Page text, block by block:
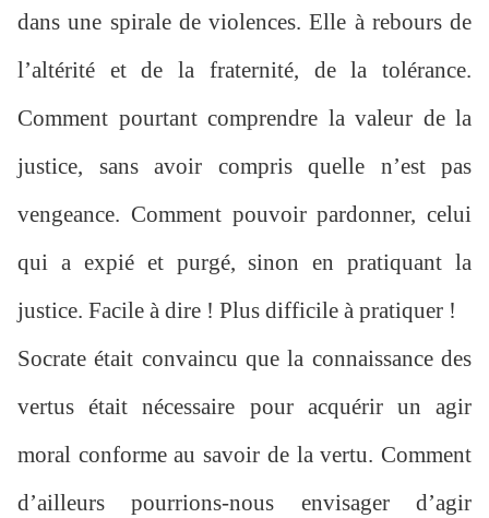
dans une spirale de violences. Elle à rebours de
l’altérité et de la fraternité, de la tolérance.
Comment pourtant comprendre la valeur de la
justice, sans avoir compris quelle n’est pas
vengeance. Comment pouvoir pardonner, celui
qui a expié et purgé, sinon en pratiquant la
justice. Facile à dire ! Plus difficile à pratiquer !
Socrate était convaincu que la connaissance des
vertus était nécessaire pour acquérir un agir
moral conforme au savoir de la vertu. Comment
d’ailleurs pourrions-nous envisager d’agir